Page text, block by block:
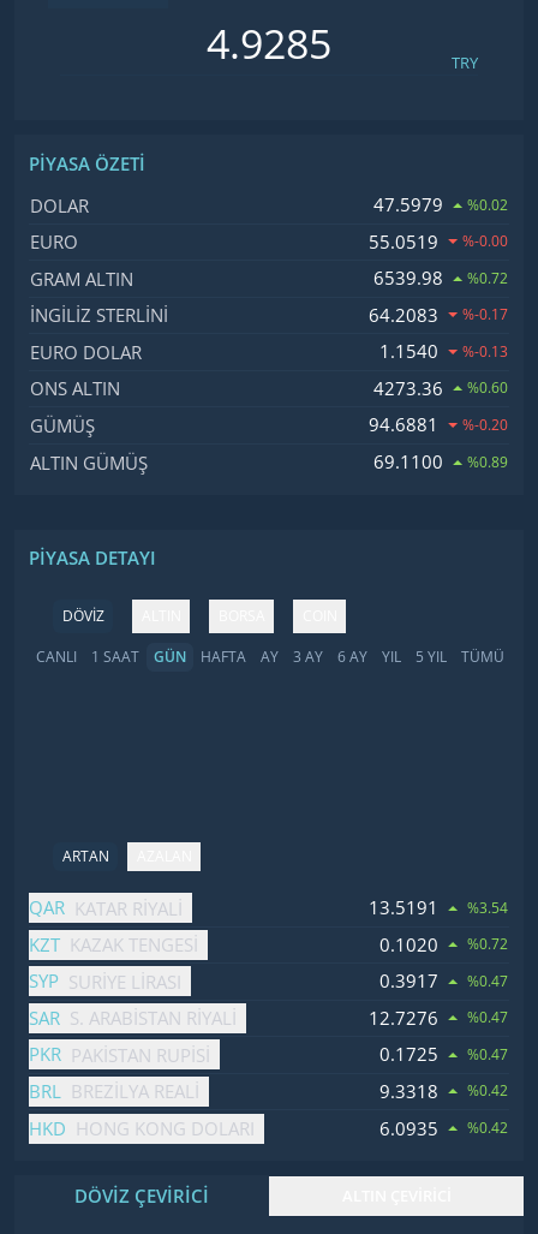
TRY
PIYASA ÖZETI
İsim, Kod
DOLAR 47.5979 %0.02
EURO 55.0519 %-0.00
GRAM ALTIN 6539.98 %0.72
İNGILIZ STERLINI 64.2083 %-0.17
EURO DOLAR 1.1540 %-0.13
ONS ALTIN 4273.36 %0.60
GÜMÜŞ 94.6881 %-0.20
ALTIN GÜMÜŞ 69.1100 %0.89
PIYASA DETAYI
DÖVİZ
CANLI
1 SAAT GÜN HAFTA AY 3 AY 6 AY YIL 5 YIL TÜMÜ
ARTAN
İsim FiyatDeğişim
QAR KATAR RIYALI 13.5191 %3.54
KZT KAZAK TENGESI 0.1020 %0.72
SYP SURIYE LIRASI 0.3917 %0.47
SAR S. ARABISTAN RIYALI 12.7276 %0.47
PKR PAKISTAN RUPISI 0.1725 %0.47
BRL BREZILYA REALI 9.3318 %0.42
HKD HONG KONG DOLARI 6.0935 %0.42
DÖVİZ ÇEVİRİCİ